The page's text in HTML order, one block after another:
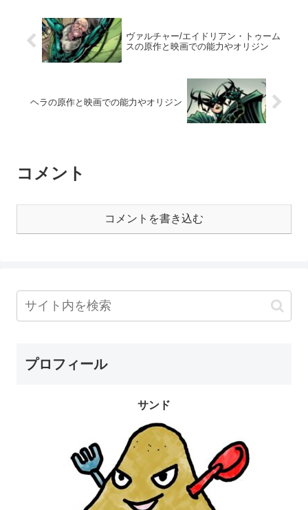
ヴァルチャー/エイドリアン・トゥーム
スの原作と映画での能力やオリジン
ヘラの原作と映画での能力やオリジン
コメント
コメントを書き込む
プロフィール
サンド